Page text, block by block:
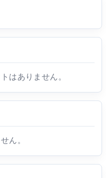
はありません。
ん。